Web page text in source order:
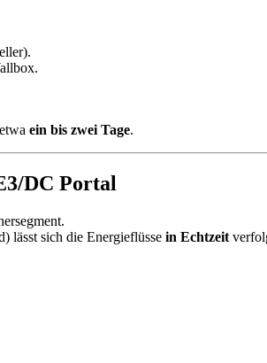
ein bis zwei Tage.
DC Portal
lässt sich die Energieflüsse in Echtzeit